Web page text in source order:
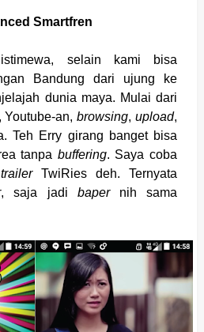
Smartfren
selain kami bisa
Bandung dari ujung ke
dunia maya. Mulai dari
Youtube-an,browsing,upload,
Teh Erry girang banget bisa
tanpa buffering. Saya coba
TwiRies deh. Ternyata
, saja jadi bapernih sama